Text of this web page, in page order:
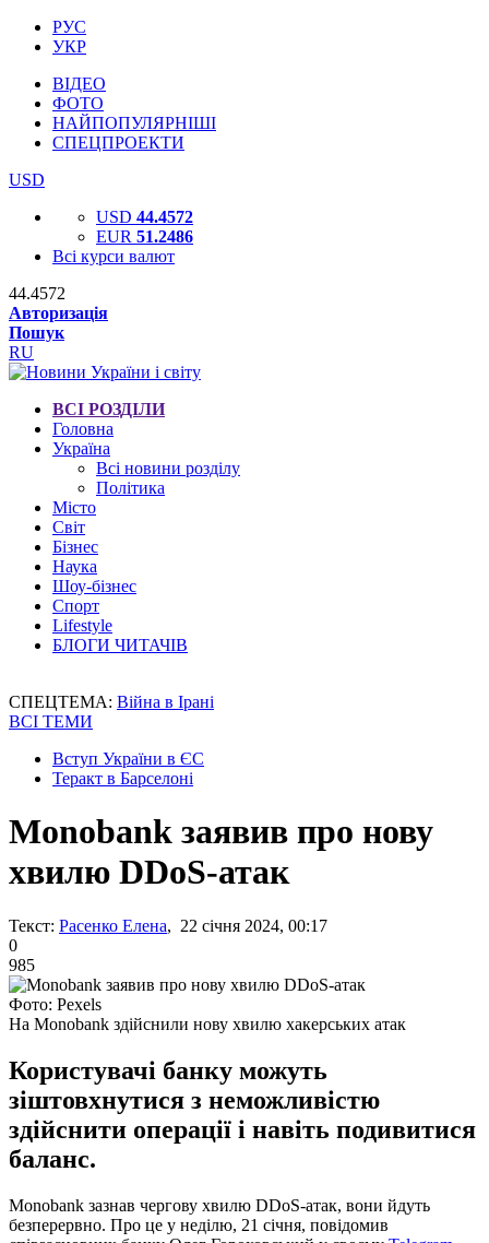
РУС
УКР
ВІДЕО
ФОТО
НАЙПОПУЛЯРНІШІ
СПЕЦПРОЕКТИ
USD
USD 44.4572
EUR 51.2486
Всі курси валют
44.4572
Авторизація
Пошук
RU
ВСІ РОЗДІЛИ
Головна
Україна
Всі новини розділу
Політика
Місто
Світ
Бізнес
Наука
Шоу-бізнес
Спорт
Lifestyle
БЛОГИ ЧИТАЧІВ
СПЕЦТЕМА: Війна в Ірані
ВСІ ТЕМИ
Вступ України в ЄС
Теракт в Барселоні
Monobank заявив про нову
хвилю DDoS-атак
Текст: Расенко Елена, 22 січня 2024, 00:17
0
985
Фото: Pexels
На Monobank здійснили нову хвилю хакерських атак
Користувачі банку можуть
зіштовхнутися з неможливістю
здійснити операції і навіть подивитися
баланс.
Monobank зазнав чергову хвилю DDoS-атак, вони йдуть
безперервно. Про це у неділю, 21 січня, повідомив